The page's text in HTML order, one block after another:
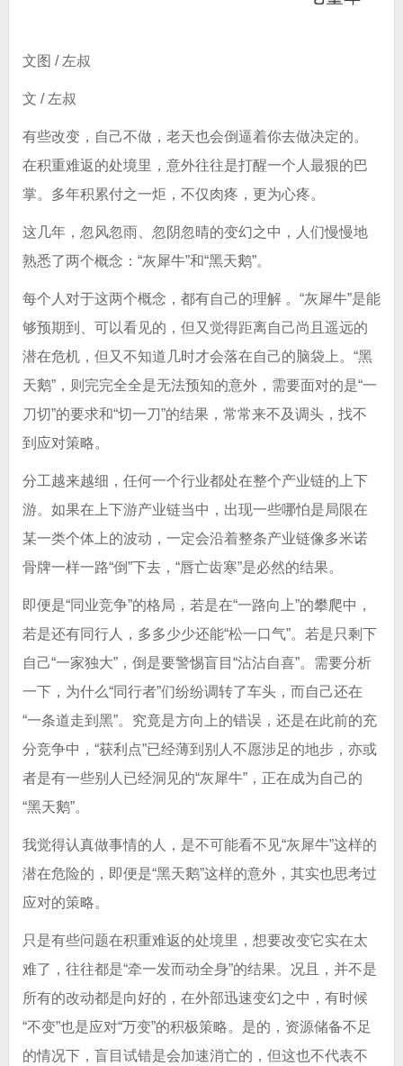
文图 / 左叔
文 / 左叔
有些改变，自己不做，老天也会倒逼着你去做决定的。
在积重难返的处境里，意外往往是打醒一个人最狠的巴
掌。多年积累付之一炬，不仅肉疼，更为心疼。
这几年，忽风忽雨、忽阴忽晴的变幻之中，人们慢慢地
熟悉了两个概念：“灰犀牛”和“黑天鹅”。
每个人对于这两个概念，都有自己的理解 。“灰犀牛”是能
够预期到、可以看见的，但又觉得距离自己尚且遥远的
潜在危机，但又不知道几时才会落在自己的脑袋上。“黑
天鹅”，则完完全全是无法预知的意外，需要面对的是“一
刀切”的要求和“切一刀”的结果，常常来不及调头，找不
到应对策略。
分工越来越细，任何一个行业都处在整个产业链的上下
游。如果在上下游产业链当中，出现一些哪怕是局限在
某一类个体上的波动，一定会沿着整条产业链像多米诺
骨牌一样一路“倒”下去，“唇亡齿寒”是必然的结果。
即便是“同业竞争”的格局，若是在“一路向上”的攀爬中，
若是还有同行人，多多少少还能“松一口气”。若是只剩下
自己“一家独大”，倒是要警惕盲目“沾沾自喜”。需要分析
一下，为什么“同行者”们纷纷调转了车头，而自己还在
“一条道走到黑”。究竟是方向上的错误，还是在此前的充
分竞争中，“获利点”已经薄到别人不愿涉足的地步，亦或
者是有一些别人已经洞见的“灰犀牛”，正在成为自己的
“黑天鹅”。
我觉得认真做事情的人，是不可能看不见“灰犀牛”这样的
潜在危险的，即便是“黑天鹅”这样的意外，其实也思考过
应对的策略。
只是有些问题在积重难返的处境里，想要改变它实在太
难了，往往都是“牵一发而动全身”的结果。况且，并不是
所有的改动都是向好的，在外部迅速变幻之中，有时候
“不变”也是应对“万变”的积极策略。是的，资源储备不足
的情况下，盲目试错是会加速消亡的，但这也不代表不